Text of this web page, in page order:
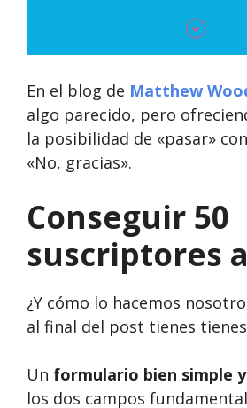
En el blog de Matthew
algo parecido, pero
la posibilidad de «pasar»
«No, gracias».
Conseguir 50
suscriptores
¿Y cómo lo hacemos
al final del post tienes
Un formulario bien simple
los dos campos